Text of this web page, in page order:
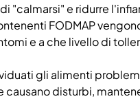
"calmarsi" e ridurre
FODMAP
e a che livello di
gli alimenti
disturbi,